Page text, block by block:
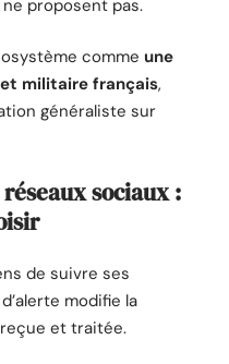
proposent pas.
comme une
militaire français,
généraliste sur
sociaux :
de suivre ses
modifie la
et traitée.